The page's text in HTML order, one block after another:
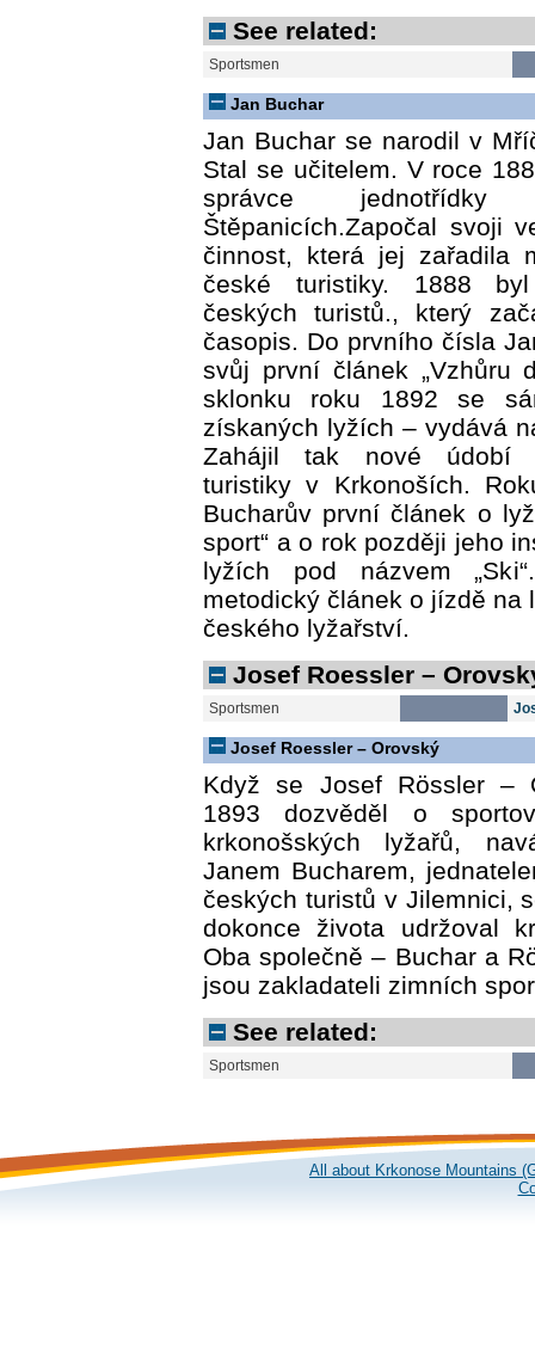
See related:
Sportsmen
Jan Buchar
Jan Buchar se narodil v
Stal se učitelem. V roce
správce
Štěpanicích.Započal svoji
činnost, která jej zařadila
české turistiky. 1888
českých turistů., který
časopis. Do prvního čísla
svůj první článek „Vzhůru
sklonku roku 1892 se
získaných lyžích – vydává
Zahájil tak nové údobí
turistiky v Krkonoších.
Bucharův první článek o
sport“ a o rok později jeho
lyžích pod názvem
metodický článek o jízdě na
českého lyžařství.
Josef Roessler –
Sportsmen
Josef Roessler – Orovský
Když se Josef Rössler –
1893 dozvěděl o
krkonošských lyžařů,
Janem Bucharem,
českých turistů v Jilemnici,
dokonce života udržoval
Oba společně – Buchar a
jsou zakladateli zimních
See related:
Sportsmen
All about Krkonose Mountains